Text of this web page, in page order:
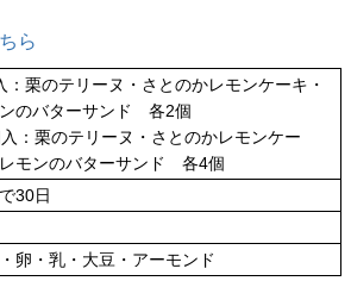
ら
：栗のテリーヌ・さとのかレモンケーキ・
のバターサンド 各2個
：栗のテリーヌ・さとのかレモンケー
モンのバターサンド 各4個
30日
卵・乳・大豆・アーモンド